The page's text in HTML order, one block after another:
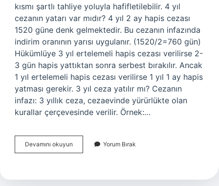
kısmı şartlı tahliye yoluyla hafifletilebilir. 4 yıl
cezanın yatarı var mıdır? 4 yıl 2 ay hapis cezası
1520 güne denk gelmektedir. Bu cezanın infazında
indirim oranının yarısı uygulanır. (1520/2=760 gün)
Hükümlüye 3 yıl ertelemeli hapis cezası verilirse 2-
3 gün hapis yattıktan sonra serbest bırakılır. Ancak
1 yıl ertelemeli hapis cezası verilirse 1 yıl 1 ay hapis
yatması gerekir. 3 yıl ceza yatılır mı? Cezanın
infazı: 3 yıllık ceza, cezaevinde yürürlükte olan
kurallar çerçevesinde verilir. Örnek:…
Devamını okuyun
Yıl
Yatmaz
Yorum Bırak